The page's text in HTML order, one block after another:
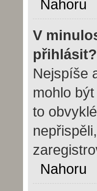
Nahoru
V
Nejspíše
mohlo
to
Nahoru